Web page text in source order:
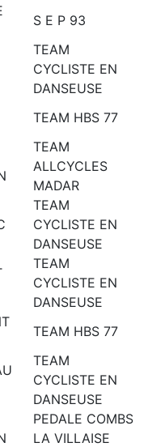
S E P 93
TEAM
CYCLISTE EN
DANSEUSE
TEAM HBS 77
TEAM
ALLCYCLES
MADAR
TEAM
CYCLISTE EN
DANSEUSE
TEAM
CYCLISTE EN
DANSEUSE
TEAM HBS 77
TEAM
CYCLISTE EN
DANSEUSE
PEDALE COMBS
LA VILLAISE